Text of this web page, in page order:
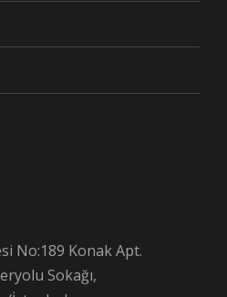
No:189 Konak Apt.
Sokağı,